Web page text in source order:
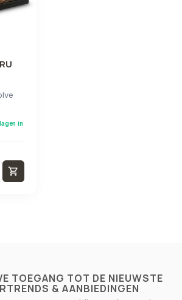
in
shopping_cart
TOEGANG TOT DE NIEUWSTE
& AANBIEDINGEN